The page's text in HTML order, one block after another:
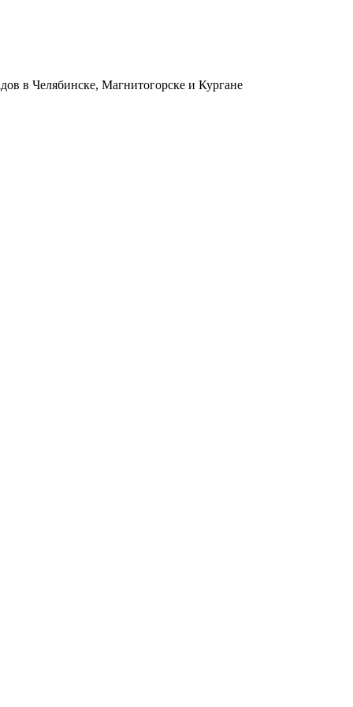
в Челябинске, Магнитогорске и Кургане